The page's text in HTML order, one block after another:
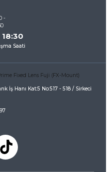
Saati
İş Hanı Kat:5 No:517 - 518 / Sirkeci